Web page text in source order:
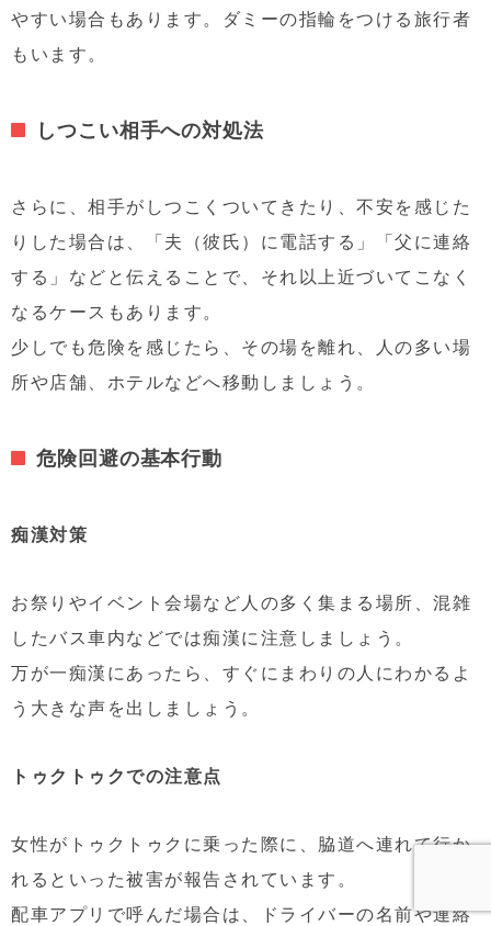
やすい場合もあります。ダミーの指輪をつける旅行者
もいます。
しつこい相手への対処法
さらに、相手がしつこくついてきたり、不安を感じた
りした場合は、「夫（彼氏）に電話する」「父に連絡
する」などと伝えることで、それ以上近づいてこなく
なるケースもあります。
少しでも危険を感じたら、その場を離れ、人の多い場
所や店舗、ホテルなどへ移動しましょう。
危険回避の基本行動
痴漢対策
お祭りやイベント会場など人の多く集まる場所、混雑
したバス車内などでは痴漢に注意しましょう。
万が一痴漢にあったら、すぐにまわりの人にわかるよ
う大きな声を出しましょう。
トゥクトゥクでの注意点
女性がトゥクトゥクに乗った際に、脇道へ連れて行か
れるといった被害が報告されています。
配車アプリで呼んだ場合は、ドライバーの名前や連絡